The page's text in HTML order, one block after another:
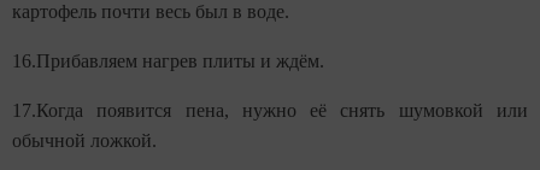
картофель почти весь был в воде.
16.Прибавляем нагрев плиты и ждём.
17.Когда появится пена, нужно её снять шумовкой или
обычной ложкой.